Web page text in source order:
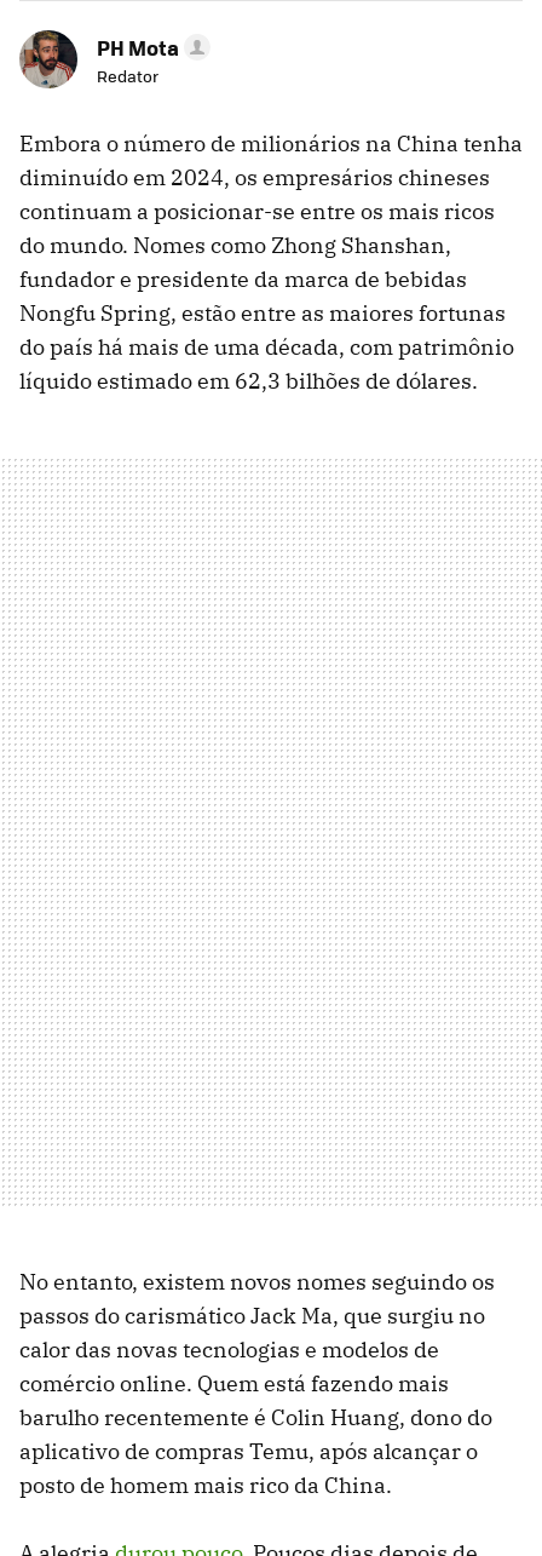
PH Mota
Redator
Embora o número de milionários na China tenha
diminuído em 2024, os empresários chineses
continuam a posicionar-se entre os mais ricos
do mundo. Nomes como Zhong Shanshan,
fundador e presidente da marca de bebidas
Nongfu Spring, estão entre as maiores fortunas
do país há mais de uma década, com patrimônio
líquido estimado em 62,3 bilhões de dólares.
No entanto, existem novos nomes seguindo os
passos do carismático Jack Ma, que surgiu no
calor das novas tecnologias e modelos de
comércio online. Quem está fazendo mais
barulho recentemente é Colin Huang, dono do
aplicativo de compras Temu, após alcançar o
posto de homem mais rico da China.